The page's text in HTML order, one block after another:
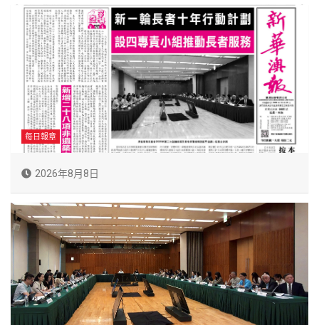
每日報章
2026年8月8日